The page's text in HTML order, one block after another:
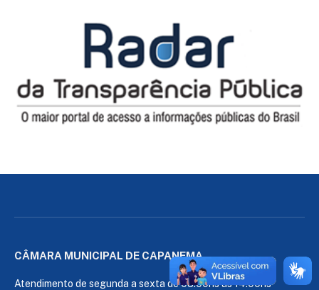
CÂMARA MUNICIPAL DE CAPANEMA
Atendimento de segunda a sexta de 08:00hs às 14:00hs